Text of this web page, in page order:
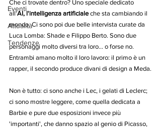
Eventi
Attualità
Tendenze
Che ci trovate dentro? Uno speciale dedicato
all'AI, l'intelligenza artificiale che sta cambiando il
mondo. Ci sono poi due belle intervista curate da
Luca Lomba: Shade e Filippo Berto. Sono due
personaggi molto diversi tra loro... o forse no.
Entrambi amano molto il loro lavoro: il primo è un
rapper, il secondo produce divani di design a Meda.
Non è tutto: ci sono anche i Lec, i gelati di Leclerc;
ci sono mostre leggere, come quella dedicata a
Barbie e pure due esposizioni invece più
'importanti', che danno spazio al genio di Picasso,